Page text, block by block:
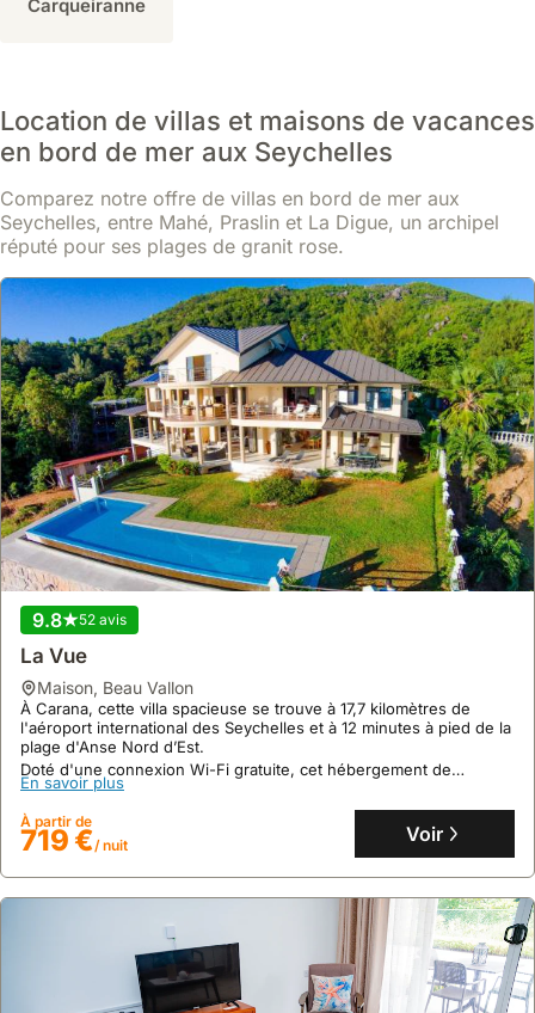
par
les
familles
ou
les
groupes.
villa
de
vivre
à
son
propre
rythme,
avec
la
possibilité
de
cuisiner
ses
repas
de
profiter
d'une
piscine
privée.
Cela
procure
une
Carqueiranne
Location de villas et maisons de vacances
en bord de mer aux Seychelles
Comparez notre offre de villas en bord de mer aux
Seychelles, entre Mahé, Praslin et La Digue, un archipel
réputé pour ses plages de granit rose.
9.8 52 avis
La Vue
maison, Beau Vallon
À Carana, cette villa spacieuse se trouve à 17,7 kilomètres de
l'aéroport international des Seychelles et à 12 minutes à pied de la
plage d'Anse Nord d’Est.
Doté d'une connexion Wi-Fi gratuite, cet hébergement de
vacances de 400 m² dispose de cinq chambres, cinq salles de
bains, d'une piscine à débordement, d'un jardin luxuriant et de
plusieurs espaces de vie.
En savoir plus
À partir de
719 €/ nuit Voir